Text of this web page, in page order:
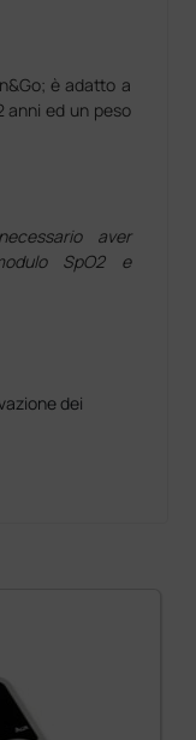
è adatto a
anni ed un peso
aver
SpO2 e
dei